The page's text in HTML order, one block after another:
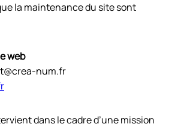
la maintenance du site sont
web
num.fr
dans le cadre d’une mission